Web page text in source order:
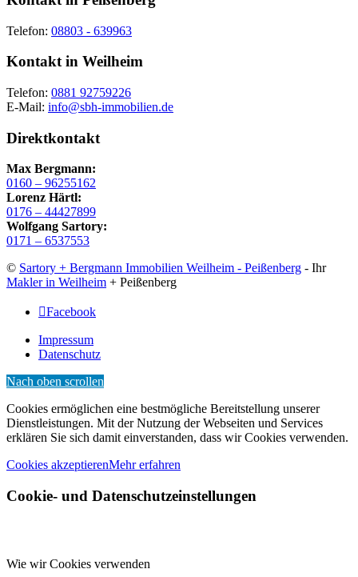
Telefon: 08803 - 639963
Kontakt in Weilheim
Telefon: 0881 92759226
E-Mail: info@sbh-immobilien.de
Direktkontakt
Max Bergmann:
0160 – 96255162
Lorenz Härtl:
0176 – 44427899‬
Wolfgang Sartory:
0171 – 6537553
© Sartory + Bergmann Immobilien Weilheim - Peißenberg - Ihr
Makler in Weilheim + Peißenberg
Facebook
Impressum
Datenschutz
Nach oben scrollen
Cookies ermöglichen eine bestmögliche Bereitstellung unserer
Dienstleistungen. Mit der Nutzung der Webseiten und Services
erklären Sie sich damit einverstanden, dass wir Cookies verwenden.
Cookies akzeptierenMehr erfahren
Cookie- und Datenschutzeinstellungen
Wie wir Cookies verwenden